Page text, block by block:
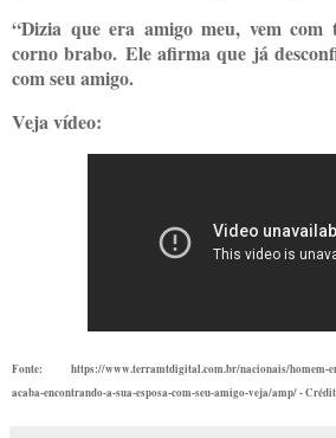
“Dizia que era amigo meu, vem com
corno brabo. Ele afirma que já
com seu amigo.
Veja vídeo:
Fonte: https://www.terramtdigital.com.br/nacionais/homem-
acaba-encontrando-a-sua-esposa-com-seu-amigo-veja/amp/ -